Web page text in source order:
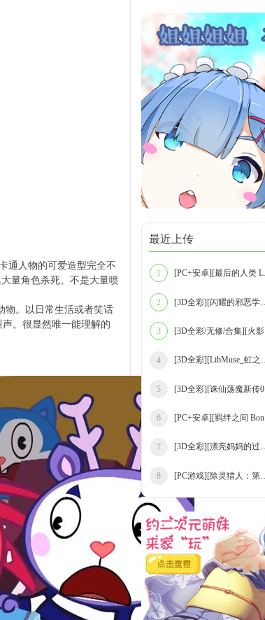
通人物的可爱造型完全不
量角色杀死。不是大量喷
。以日常生活或者笑话
。很显然唯一能理解的
最近上传
1 [PC+安卓][最后的人类 Last Human Ep.6 v0.
2 [3D全彩][闪耀的邪恶学生 01-02 合集][211P
3 [3D全彩/无修/合集][火影忍者01-04+短篇-吹
4 [3D全彩][LibMuse_虹之系列 00-12 合集][14
5 [3D全彩][诛仙荡魔新传01-11+苏茹番外-黑暗
6 [PC+安卓][羁绊之间 Bonds Between v0.6 精
7 [3D全彩][漂亮妈妈的过家家游戏1-10话 合集
8 [PC游戏][除灵猎人：第零羔羊 Ver2.15.01